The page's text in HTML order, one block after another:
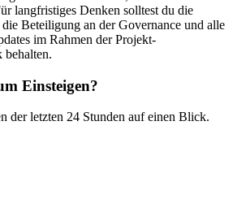
langfristiges Denken solltest du die
Beteiligung an der Governance und alle
im Rahmen der Projekt-
Einsteigen?
der letzten 24 Stunden auf einen Blick.